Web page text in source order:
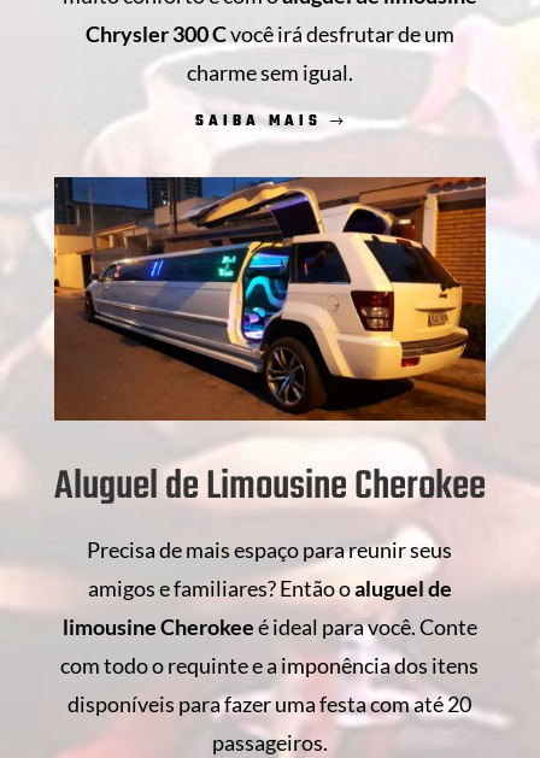
Chrysler 300 Cvocê irá desfrutar de um
charme sem igual.
SAIBA MAIS
Aluguel de Limousine Cherokee
Precisa de mais espaço para reunir seus
amigos e familiares? Então oaluguel de
limousine Cherokeeé ideal para você. Conte
com todo o requinte e a imponência dos itens
disponíveis para fazer uma festa com até 20
passageiros.